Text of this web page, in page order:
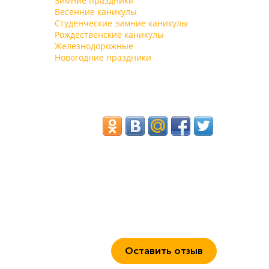
мероприятия, скрашивая досуг отдыхающих.
Библиотека, танцевальный зал и бильярдная
работают круглогодично.
Весенние каникулы
Студенческие зимние каникулы
Рождественские каникулы
Железнодорожные
Новогодние праздники
Оставить отзыв